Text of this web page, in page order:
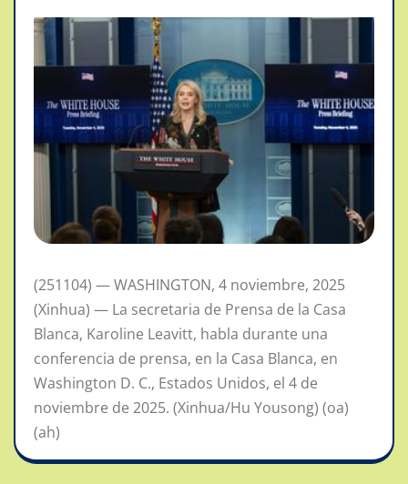
(251104) — WASHINGTON, 4 noviembre, 2025
(Xinhua) — La secretaria de Prensa de la Casa
Blanca, Karoline Leavitt, habla durante una
conferencia de prensa, en la Casa Blanca, en
Washington D. C., Estados Unidos, el 4 de
noviembre de 2025. (Xinhua/Hu Yousong) (oa)
(ah)